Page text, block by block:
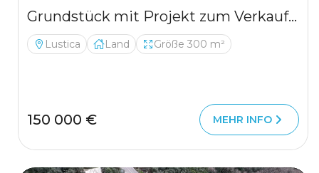
Grundstück mit Projekt zum Verkauf in Luštica
Lustica Land Größe 300 m²
150 000 € MEHR INFO